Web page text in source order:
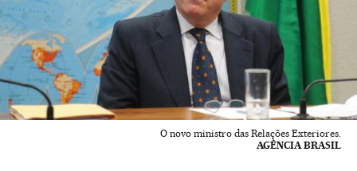
O novo ministro das Relações Exteriores.
AGÊNCIA BRASIL